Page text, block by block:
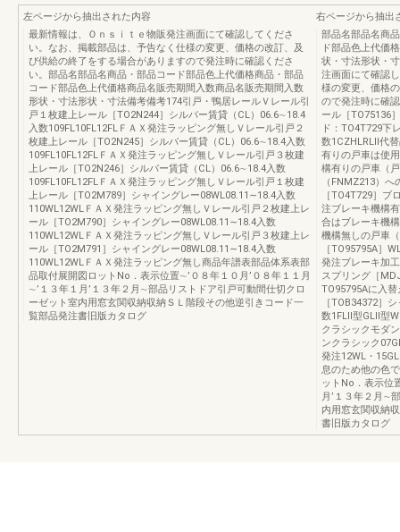
左ページから抽出された内容
最新情報は、Ｏｎｓｉｔｅ物販発注画面にて確認してくださ
い。なお、掲載部品は、予告なく仕様の変更、価格の改訂、及
び供給の終了をする場合がありますので発注時に確認くださ
い。部品名部品名商品・部品コード部品色上代価格商品・部品
コード部品色上代価格商品名販売期間入数商品名販売期間入数
形状・寸法形状・寸法備考備考174引戸・鴨居レールＶレール引
戸１枚建上レール［TO2N244］シルバー賃貸（CL）06.6∼18.4
入数109FL10FL12FLＦＡＸ発注ラッピング無しＶレール引戸２
枚建上レール［TO2N245］シルバー賃貸（CL）06.6∼18.4入数
109FL10FL12FLＦＡＸ発注ラッピング無しＶレール引戸３枚建
上レール［TO2N246］シルバー賃貸（CL）06.6∼18.4入数
109FL10FL12FLＦＡＸ発注ラッピング無しＶレール引戸１枚建
上レール［TO2M789］シャイングレー08WL08.11∼18.4入数
110WL12WLＦＡＸ発注ラッピング無しＶレール引戸２枚建上レ
ール［TO2M790］シャイングレー08WL08.11∼18.4入数
110WL12WLＦＡＸ発注ラッピング無しＶレール引戸３枚建上レ
ール［TO2M791］シャイングレー08WL08.11∼18.4入数
110WL12WLＦＡＸ発注ラッピング無し商品年譜表部品体系表部
品取付展開図ロットNo．表示位置∼’０８年１０月’０８年１１月
∼’１３年１月’１３年２月∼部品リストドア引戸可動間仕切クロ
ーゼット室内用窓玄関収納収納ＳＬ階段その他逆引きコード一
覧部品発注書旧版カタログ
右ページから抽出
部品名部品名商
ド部品色上代価
状・寸法形状・
注画面にて確認
様の変更、価格
ので発注時に確
ール［TO75136
ド：TO4T729下
数1CZHLRLⅡ代
有りの戸車は使
構有りの戸車（
（FNMZ213）
［TO4T729］ブ
注ブレーキ機構
合はブレーキ機
機構無しの戸車
［TO95795A］
発注ブレーキ加
スプリング［
TO95795Aに入
［TOB34372］
数1FLⅡ型GLⅡ型
クラシックモダ
ンクラシック
発注12WL・
息のため他の色
ットNo．表示位
月’１３年２月∼
内用窓玄関収納
書旧版カタログ